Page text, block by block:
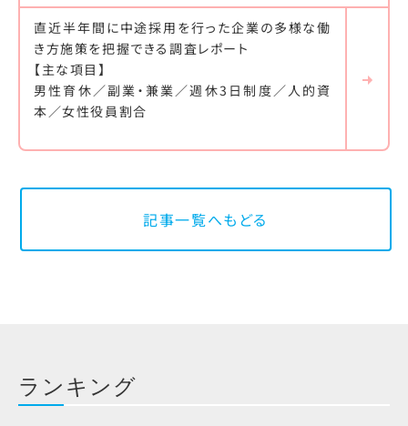
直近半年間に中途採用を行った企業の多様な働
き方施策を把握できる調査レポート
【主な項目】
男性育休／副業・兼業／週休3日制度／人的資
本／女性役員割合
記事一覧へもどる
ランキング